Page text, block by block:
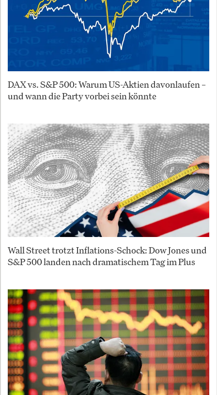
DAX vs. S&P 500: Warum US-Aktien davonlaufen –
und wann die Party vorbei sein könnte
Wall Street trotzt Inflations-Schock: Dow Jones und
S&P 500 landen nach dramatischem Tag im Plus